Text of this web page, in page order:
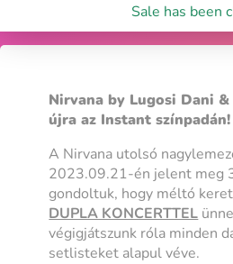
Sale has been
Nirvana by Lugosi Dani
újra az Instant színpadán!
A Nirvana utolsó
2023.09.21-én jelent meg
gondoltuk, hogy méltó
DUPLA KONCERTTEL
végigjátszunk róla minden
setlisteket alapul véve.